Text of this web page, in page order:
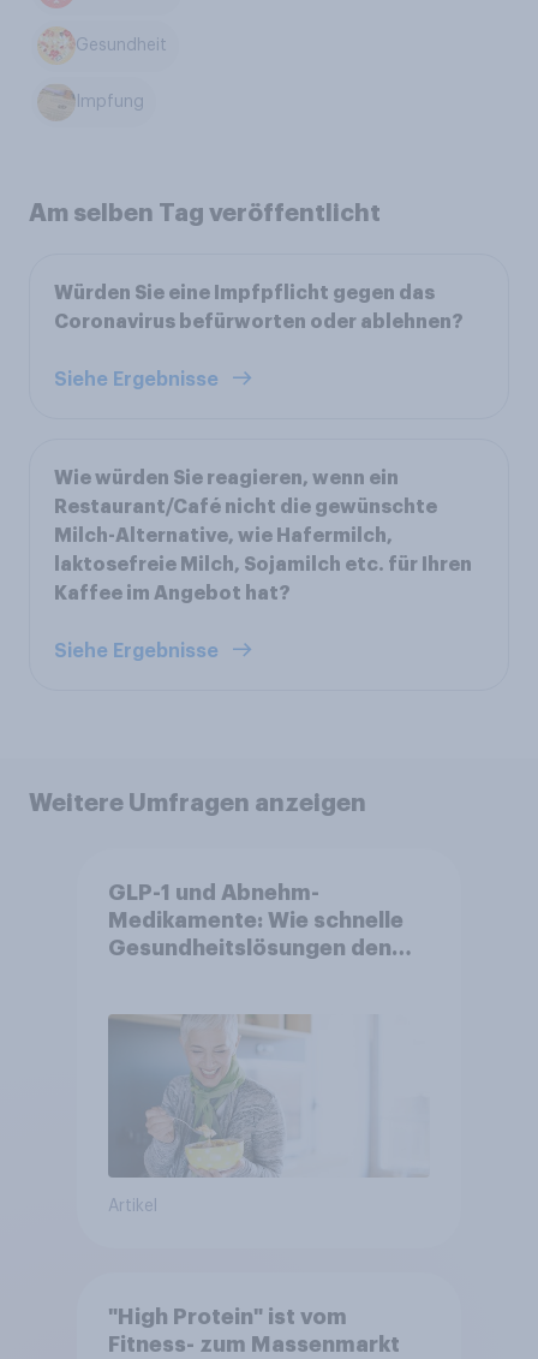
Gesundheit
Impfung
Am selben Tag veröffentlicht
Würden Sie eine Impfpflicht gegen das
Coronavirus befürworten oder ablehnen?
Siehe Ergebnisse
Wie würden Sie reagieren, wenn ein
Restaurant/Café nicht die gewünschte
Milch-Alternative, wie Hafermilch,
laktosefreie Milch, Sojamilch etc. für Ihren
Kaffee im Angebot hat?
Siehe Ergebnisse
Weitere Umfragen anzeigen
GLP-1 und Abnehm-
Medikamente: Wie schnelle
Gesundheitslösungen den
Artikel
"High Protein" ist vom
Fitness- zum Massenmarkt